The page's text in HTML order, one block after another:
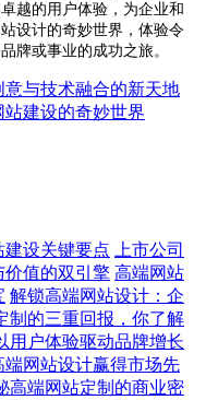
越的用户体验，为企业和
设计的奇妙世界，体验令
牌或事业的成功之旅。
意与技术融合的新天地
建设的奇妙世界
设关键要点
上市公司
价值的双引擎 高端网站
解锁高端网站设计：企
制的三重回报，你了解
用户体验驱动品牌增长
网站设计赢得市场先
高端网站定制的商业密